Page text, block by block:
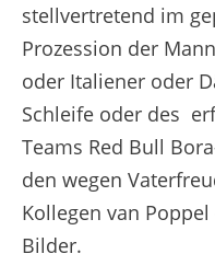
stellvertretend im
Prozession der
oder Italiener oder
Schleife oder des
Teams Red Bull
den wegen
Kollegen van
Bilder.